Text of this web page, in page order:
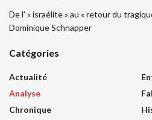
De l’ « israélite » au « retour du
Dominique Schnapper
Catégories
Actualité
Analyse
Chronique